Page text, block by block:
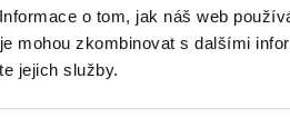
o tom, jak náš web
mohou zkombinovat s dalšími
jejich služby.
Naši průvodci